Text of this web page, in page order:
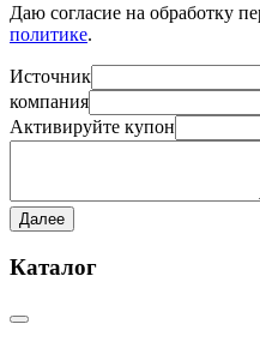
Даю согласие на обработку
политике.
Источник
компания
Активируйте купон
Далее
Каталог